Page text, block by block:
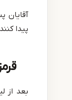
آقایان
پیدا
بعد از